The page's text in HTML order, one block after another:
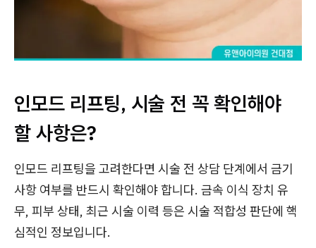
인모드 리프팅, 시술 전 꼭 확인해야
할 사항은?
인모드 리프팅을 고려한다면 시술 전 상담 단계에서 금기
사항 여부를 반드시 확인해야 합니다. 금속 이식 장치 유
무, 피부 상태, 최근 시술 이력 등은 시술 적합성 판단에 핵
심적인 정보입니다.